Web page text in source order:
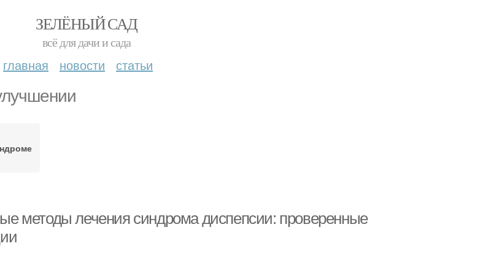
ЗЕЛЁНЫЙ САД
всё для дачи и сада
главная новости статьи
методы лечения синдрома диспепсии: проверенные